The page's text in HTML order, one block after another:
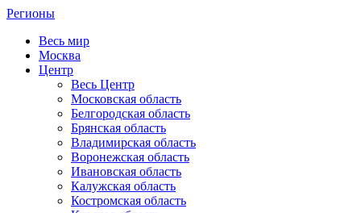
Регионы
Весь мир
Москва
Центр
Весь Центр
Московская область
Белгородская область
Брянская область
Владимирская область
Воронежская область
Ивановская область
Калужская область
Костромская область